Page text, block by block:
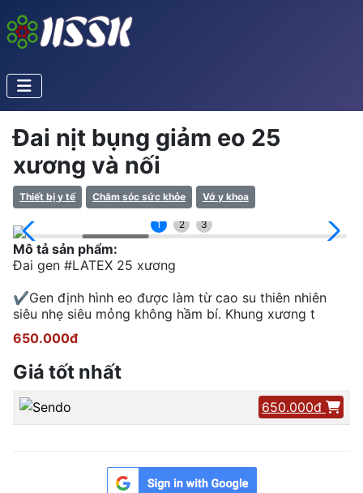
Đai nịt bụng giảm eo 25
xương và nối
Thiết bị y tế Chăm sóc sức khỏe Vớ y khoa
1 2 3
Mô tả sản phẩm:
Đai gen #LATEX 25 xương
✔Gen định hình eo được làm từ cao su thiên nhiên
siêu nhẹ siêu mỏng không hầm bí. Khung xương t
650.000đ
Giá tốt nhất
650.000đ